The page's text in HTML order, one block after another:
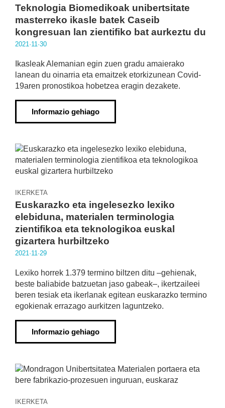
Teknologia Biomedikoak unibertsitate
masterreko ikasle batek Caseib
kongresuan lan zientifiko bat aurkeztu du
2021·11·30
Ikasleak Alemanian egin zuen gradu amaierako
lanean du oinarria eta emaitzek etorkizunean Covid-
19aren pronostikoa hobetzea eragin dezakete.
Informazio gehiago
IKERKETA
Euskarazko eta ingelesezko lexiko
elebiduna, materialen terminologia
zientifikoa eta teknologikoa euskal
gizartera hurbiltzeko
2021·11·29
Lexiko horrek 1.379 termino biltzen ditu –gehienak,
beste baliabide batzuetan jaso gabeak–, ikertzaileei
beren tesiak eta ikerlanak egitean euskarazko termino
egokienak errazago aurkitzen laguntzeko.
Informazio gehiago
IKERKETA